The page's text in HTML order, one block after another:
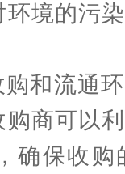
境的污
流通环
商可以
确保收